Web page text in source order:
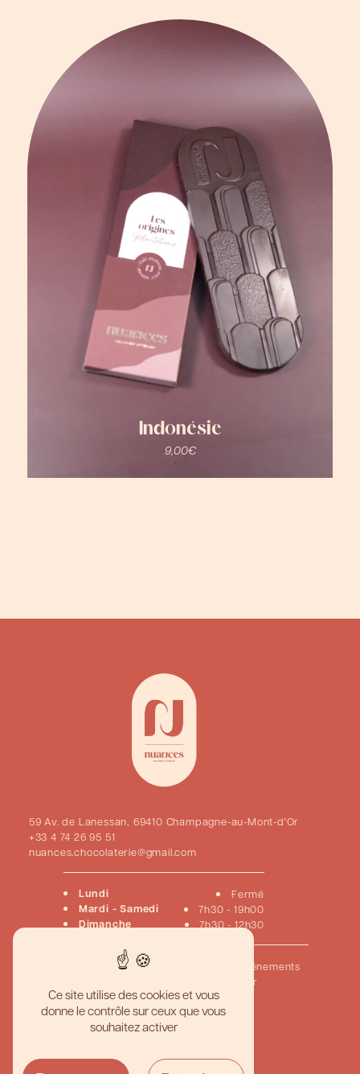
9,00€
Indonésie
59 Av. de Lanessan, 69410 Champagne-au-Mont-d'Or
+33 4 74 26 95 51
nuances.chocolaterie@gmail.com
Lundi Fermé
Mardi - Samedi 7h30 - 19h00
Dimanche 7h30 - 12h30
PâtisseriesChocolats
Événements
Nous contacter
Pâtisserie artisanale haut de gamme
Meilleur gâteau personnalisé
Pâtisserie traditionnelle française
Chocolaterie artisanale de qualité
Ce site utilise des cookies et vous
donne le contrôle sur ceux que vous
souhaitez activer